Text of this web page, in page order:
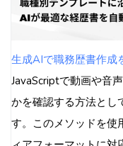
生成AIで職務歴書作成
JavaScriptで動画や音
かを確認する方法とし
す。このメソッドを使